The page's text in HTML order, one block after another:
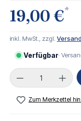
19,00 €*
inkl. MwSt., zzgl. Versand
Verfügbar·
Produkt
Zum Merkzettel